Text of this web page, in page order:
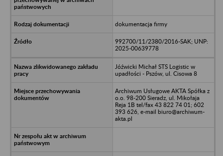
dokumentacja firmy
992700/11/2380/2016-SAK; UNP:
2025-00639778
Jóźwicki Michał STS Logistic w
upadłości - Pszów, ul. Cisowa 8
Archiwum Usługowe AKTA Spółka z
o.o. 98-200 Sieradz, ul. Mikołaja
Reja 1B tel/fax 43 822 74 01; 602
393 626, e-mail biuro@archiwum-
akta.pl